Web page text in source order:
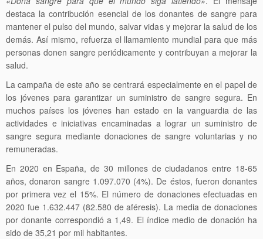
destaca la contribución esencial de los donantes de sangre para
mantener el pulso del mundo, salvar vidas y mejorar la salud de los
demás. Así mismo, refuerza el llamamiento mundial para que más
personas donen sangre periódicamente y contribuyan a mejorar la
salud.
La campaña de este año se centrará especialmente en el papel de
los jóvenes para garantizar un suministro de sangre segura. En
muchos países los jóvenes han estado en la vanguardia de las
actividades e iniciativas encaminadas a lograr un suministro de
sangre segura mediante donaciones de sangre voluntarias y no
remuneradas.
En 2020 en España, de 30 millones de ciudadanos entre 18-65
años, donaron sangre 1.097.070 (4%). De éstos, fueron donantes
por primera vez el 15%. El número de donaciones efectuadas en
2020 fue 1.632.447 (82.580 de aféresis). La media de donaciones
por donante correspondió a 1,49. El índice medio de donación ha
sido de 35,21 por mil habitantes.